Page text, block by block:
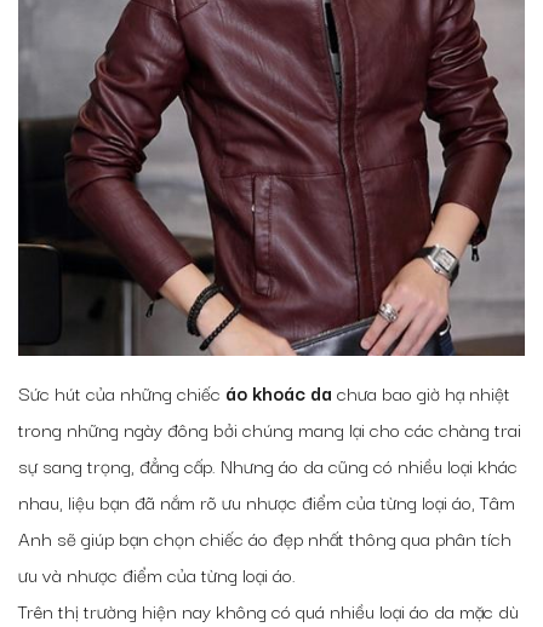
Sức hút của những chiếc áo khoác da chưa bao giờ hạ nhiệt
trong những ngày đông bởi chúng mang lại cho các chàng trai
sự sang trọng, đẳng cấp. Nhưng áo da cũng có nhiều loại khác
nhau, liệu bạn đã nắm rõ ưu nhược điểm của từng loại áo, Tâm
Anh sẽ giúp bạn chọn chiếc áo đẹp nhất thông qua phân tích
ưu và nhược điểm của từng loại áo.
Trên thị trường hiện nay không có quá nhiều loại áo da mặc dù